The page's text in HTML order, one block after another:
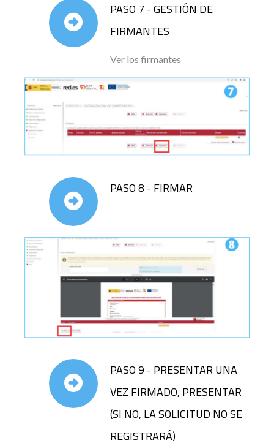
PASO 7 - GESTIÓN DE
FIRMANTES
Ver los firmantes
PASO 8 - FIRMAR
PASO 9 - PRESENTAR UNA
VEZ FIRMADO, PRESENTAR
(SI NO, LA SOLICITUD NO SE
REGISTRARÁ)